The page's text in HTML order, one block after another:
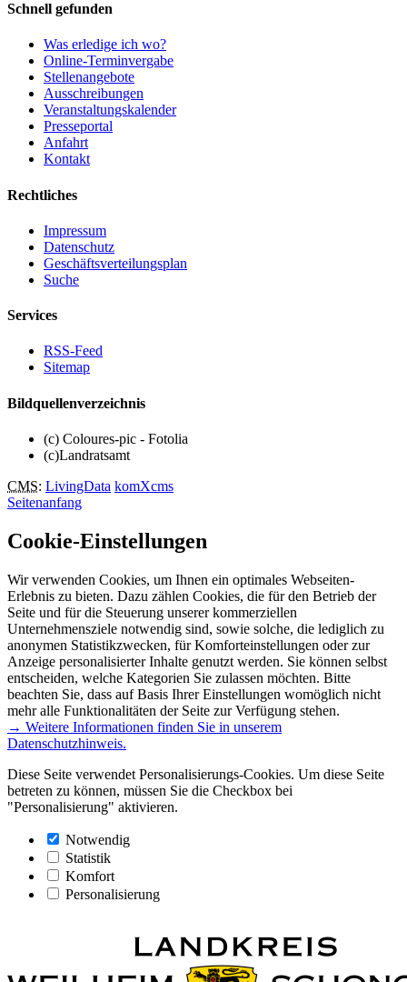
Schnell gefunden
Was erledige ich wo?
Online-Terminvergabe
Stellenangebote
Ausschreibungen
Veranstaltungskalender
Presseportal
Anfahrt
Kontakt
Rechtliches
Impressum
Datenschutz
Geschäftsverteilungsplan
Suche
Services
RSS-Feed
Sitemap
Bildquellenverzeichnis
(c) Coloures-pic - Fotolia
(c)Landratsamt
CMS: LivingData komXcms
Seitenanfang
Cookie-Einstellungen
Wir verwenden Cookies, um Ihnen ein optimales Webseiten-
Erlebnis zu bieten. Dazu zählen Cookies, die für den Betrieb der
Seite und für die Steuerung unserer kommerziellen
Unternehmensziele notwendig sind, sowie solche, die lediglich zu
anonymen Statistikzwecken, für Komforteinstellungen oder zur
Anzeige personalisierter Inhalte genutzt werden. Sie können selbst
entscheiden, welche Kategorien Sie zulassen möchten. Bitte
beachten Sie, dass auf Basis Ihrer Einstellungen womöglich nicht
mehr alle Funktionalitäten der Seite zur Verfügung stehen.
→ Weitere Informationen finden Sie in unserem
Datenschutzhinweis.
Diese Seite verwendet Personalisierungs-Cookies. Um diese Seite
betreten zu können, müssen Sie die Checkbox bei
"Personalisierung" aktivieren.
Notwendig
Statistik
Komfort
Personalisierung